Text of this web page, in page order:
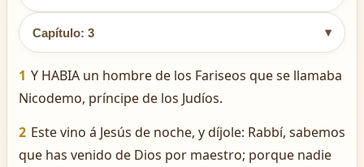
Capítulo: 3 ▾
1 Y HABIA un hombre de los Fariseos que se llamaba
Nicodemo, príncipe de los Judíos.
2 Este vino á Jesús de noche, y díjole: Rabbí, sabemos
que has venido de Dios por maestro; porque nadie